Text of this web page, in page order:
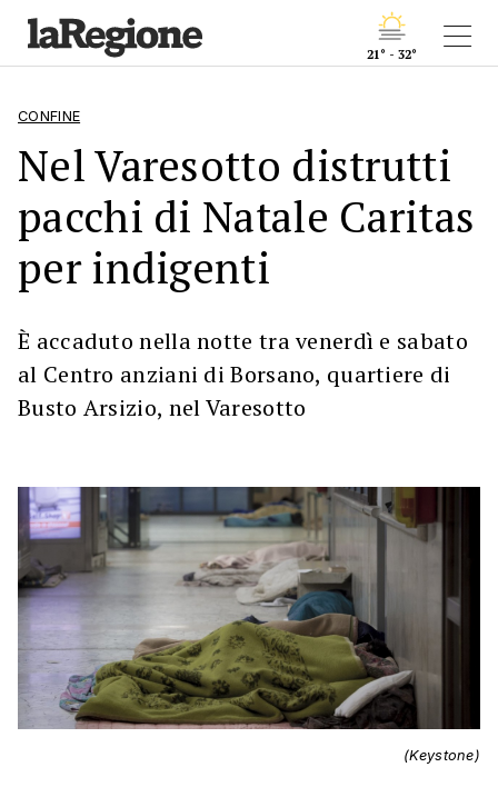
21° - 32°
CONFINE
Nel Varesotto distrutti
pacchi di Natale Caritas
per indigenti
È accaduto nella notte tra venerdì e sabato
al Centro anziani di Borsano, quartiere di
Busto Arsizio, nel Varesotto
(Keystone)